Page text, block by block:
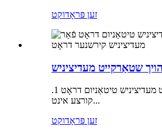
זען פּראָדוקט
הויך שטאַרקייט מעדיציניש טיטאַניום דראָט 1.
קורצע אינט...
זען פּראָדוקט